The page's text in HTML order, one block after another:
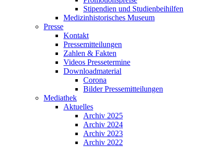
Stipendien und Studienbeihilfen
Medizinhistorisches Museum
Presse
Kontakt
Pressemitteilungen
Zahlen & Fakten
Videos Pressetermine
Downloadmaterial
Corona
Bilder Pressemitteilungen
Mediathek
Aktuelles
Archiv 2025
Archiv 2024
Archiv 2023
Archiv 2022